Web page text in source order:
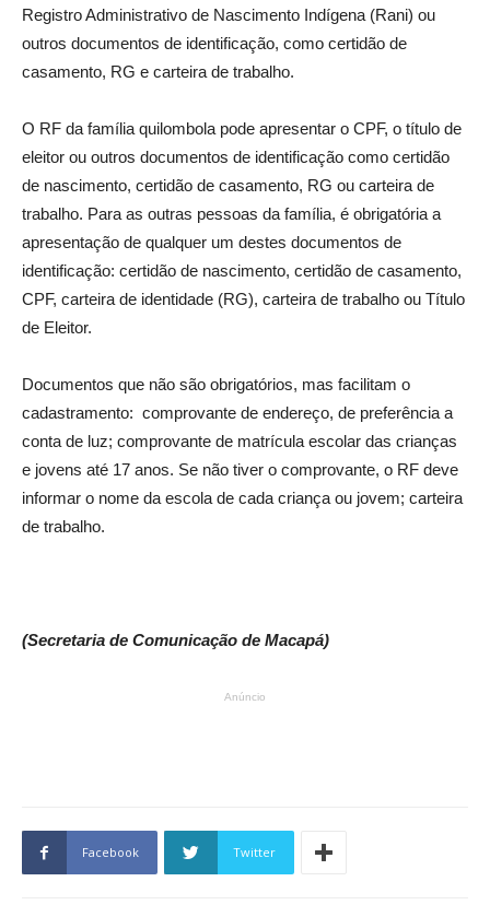
Registro Administrativo de Nascimento Indígena (Rani) ou
outros documentos de identificação, como certidão de
casamento, RG e carteira de trabalho.
O RF da família quilombola pode apresentar o CPF, o título de
eleitor ou outros documentos de identificação como certidão
de nascimento, certidão de casamento, RG ou carteira de
trabalho. Para as outras pessoas da família, é obrigatória a
apresentação de qualquer um destes documentos de
identificação: certidão de nascimento, certidão de casamento,
CPF, carteira de identidade (RG), carteira de trabalho ou Título
de Eleitor.
Documentos que não são obrigatórios, mas facilitam o
cadastramento: comprovante de endereço, de preferência a
conta de luz; comprovante de matrícula escolar das crianças
e jovens até 17 anos. Se não tiver o comprovante, o RF deve
informar o nome da escola de cada criança ou jovem; carteira
de trabalho.
(Secretaria de Comunicação de Macapá)
Anúncio
Facebook Twitter